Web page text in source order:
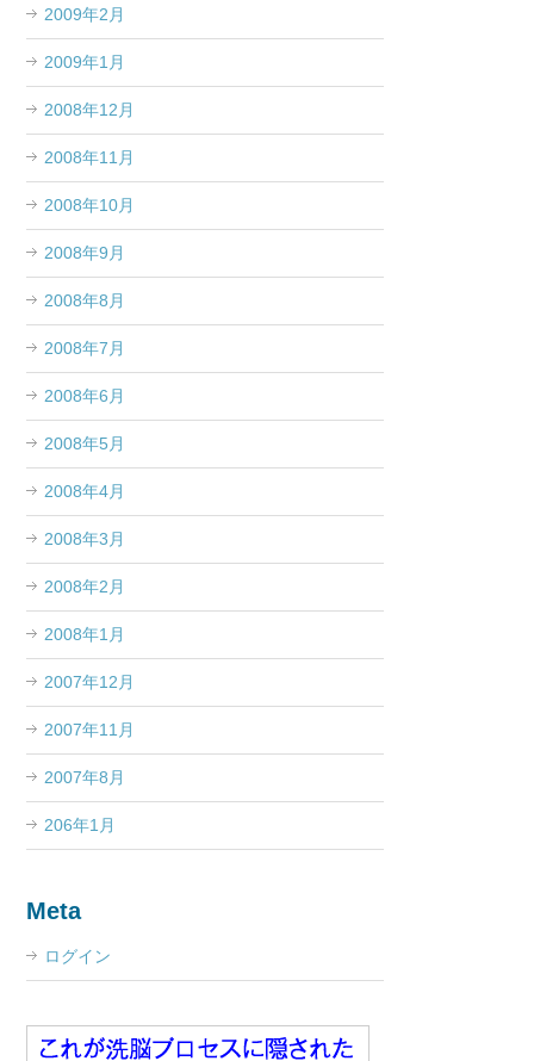
2009年2月
2009年1月
2008年12月
2008年11月
2008年10月
2008年9月
2008年8月
2008年7月
2008年6月
2008年5月
2008年4月
2008年3月
2008年2月
2008年1月
2007年12月
2007年11月
2007年8月
206年1月
Meta
ログイン